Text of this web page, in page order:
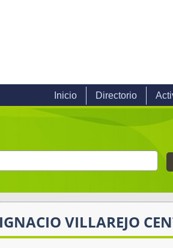
Inicio Directorio
VILLAREJO